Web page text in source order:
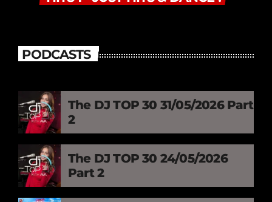
PODCASTS
The DJ TOP 30 31/05/2026 Part
2
The DJ TOP 30 24/05/2026
Part 2